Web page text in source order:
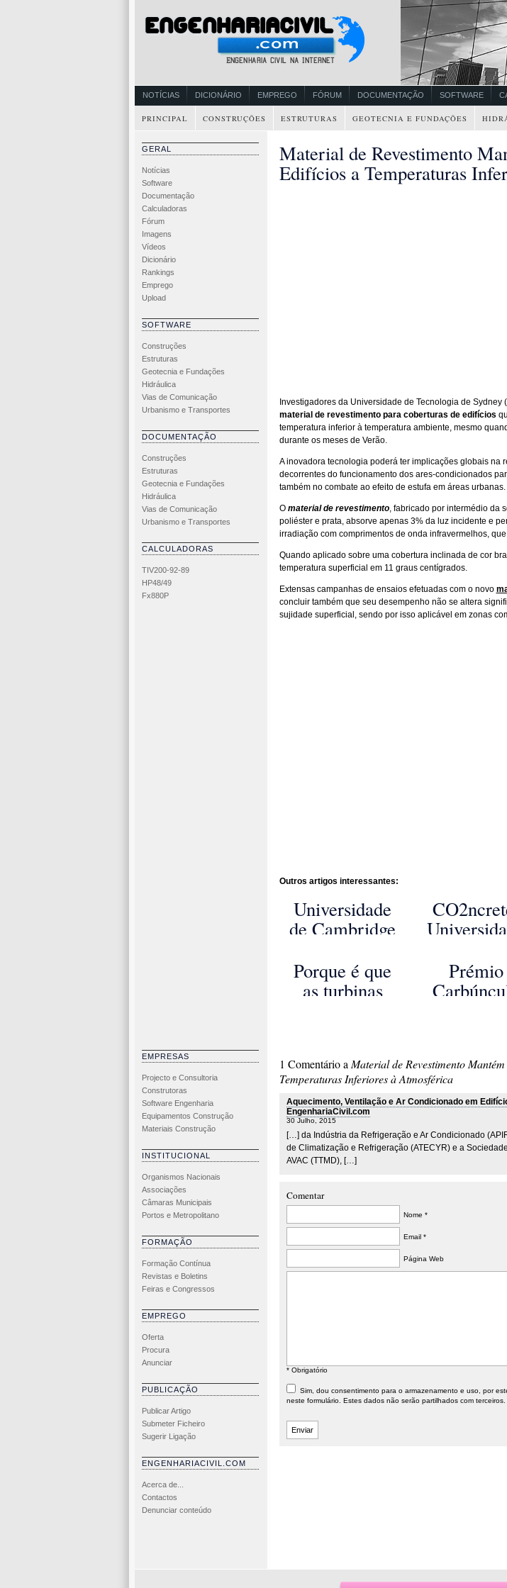
NOTÍCIAS DICIONÁRIO EMPREGO FÓRUM DOCUMENTAÇÃO SOFTWARE
PRINCIPAL CONSTRUÇÕES ESTRUTURAS GEOTECNIA E FUNDAÇÕES
GERAL
Notícias
Software
Documentação
Calculadoras
Fórum
Imagens
Vídeos
Dicionário
Rankings
Emprego
Upload
SOFTWARE
Construções
Estruturas
Geotecnia e Fundações
Hidráulica
Vias de Comunicação
Urbanismo e Transportes
DOCUMENTAÇÃO
Construções
Estruturas
Geotecnia e Fundações
Hidráulica
Vias de Comunicação
Urbanismo e Transportes
CALCULADORAS
TIV200-92-89
HP48/49
Fx880P
EMPRESAS
Projecto e Consultoria
Construtoras
Software Engenharia
Equipamentos Construção
Materiais Construção
INSTITUCIONAL
Organismos Nacionais
Associações
Câmaras Municipais
Portos e Metropolitano
FORMAÇÃO
Formação Contínua
Revistas e Boletins
Feiras e Congressos
EMPREGO
Oferta
Procura
Anunciar
PUBLICAÇÃO
Publicar Artigo
Submeter Ficheiro
Sugerir Ligação
ENGENHARIACIVIL.COM
Acerca de...
Contactos
Denunciar conteúdo
Material de Revestimento
Edifícios a Temperaturas
Investigadores da Universidade de Tecnologia de
material de revestimento para coberturas de edifícios
temperatura inferior à temperatura ambiente, mesmo
durante os meses de Verão.
A inovadora tecnologia poderá ter implicações globais na
decorrentes do funcionamento dos ares-condicionados
também no combate ao efeito de estufa em áreas urbanas.
O material de revestimento, fabricado por intermédio da
poliéster e prata, absorve apenas 3% da luz incidente e
irradiação com comprimentos de onda infravermelhos,
Quando aplicado sobre uma cobertura inclinada de cor
temperatura superficial em 11 graus centígrados.
Extensas campanhas de ensaios efetuadas com o novo
concluir também que seu desempenho não se altera
sujidade superficial, sendo por isso aplicável em zonas
Outros artigos interessantes:
Universidade
de Cambridge
supercola que
permitirá a
utiliza
poluentes
Porque é que
as turbinas
Prémio
Reino
1 Comentário a Material de Revestimento
Temperaturas Inferiores à Atmosférica
Aquecimento, Ventilação e Ar Condicionado em
EngenhariaCivil.com
30 Julho, 2015
[…] da Indústria da Refrigeração e Ar Condicionado
de Climatização e Refrigeração (ATECYR) e a
AVAC (TTMD), […]
Comentar
Nome *
Email *
Página Web
* Obrigatório
Sim, dou consentimento para o armazenamento e uso, por
neste formulário. Estes dados não serão partilhados com terceiros.